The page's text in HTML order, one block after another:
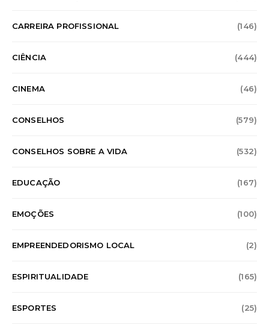
CARREIRA PROFISSIONAL (146)
CIÊNCIA (444)
CINEMA (46)
CONSELHOS (579)
CONSELHOS SOBRE A VIDA (532)
EDUCAÇÃO (167)
EMOÇÕES (100)
EMPREENDEDORISMO LOCAL (2)
ESPIRITUALIDADE (165)
ESPORTES (25)